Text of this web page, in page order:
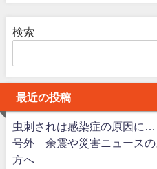
検索
最近の投稿
虫刺されは感染症の原因に…
号外 余震や災害ニュースの
方へ